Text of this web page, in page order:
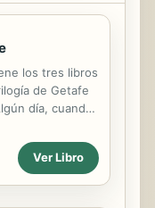
los tres libros
de Getafe
día, cuando
polacos va a
del barrio los
Ver Libro